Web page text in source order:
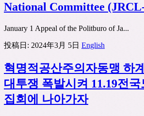
National Committee (JRCL-
January 1 Appeal of the Politburo of Ja...
投稿日: 2024年3月 5日 English
혁명적공산주의자동맹 하
대투쟁 폭발시켜 11.19전국
집회에 나아가자